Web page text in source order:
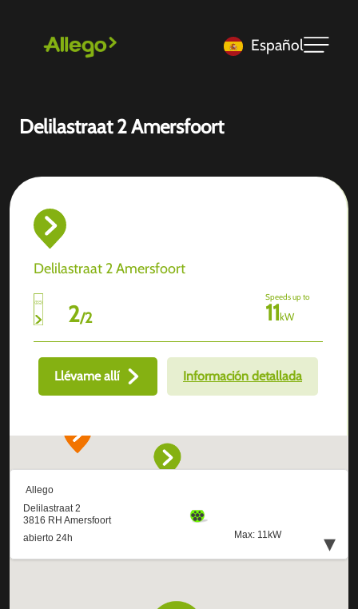
Español
Delilastraat 2 Amersfoort
Delilastraat 2 Amersfoort
2/2
Speeds up to
11kW
Llévame allí Información detallada